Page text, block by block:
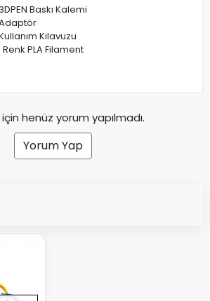
Baskı Kalemi
Kılavuzu
Renk PLA Filament
henüz yorum yapılmadı.
Yorum Yap